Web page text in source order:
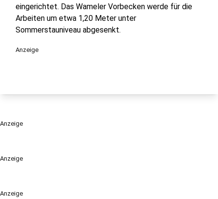
Anzeige
Anzeige
eingerichtet. Das Wameler Vorbecken werde für die
Arbeiten um etwa 1,20 Meter unter
Sommerstauniveau abgesenkt.
Anzeige
Anzeige